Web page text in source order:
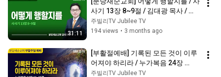
31:11
사기 13장 8~9절 / 김대광 목사 /
2026.4.12 주일설교
주빌리TV Jubilee TV
194 views • 3 months ago
[부활절예배] 기록된 모든 것이 이루
어져야 하리라 / 누가복음 24장
44~45절 / 김대광 목사 / 2026.4.5 분
주빌리TV Jubilee TV